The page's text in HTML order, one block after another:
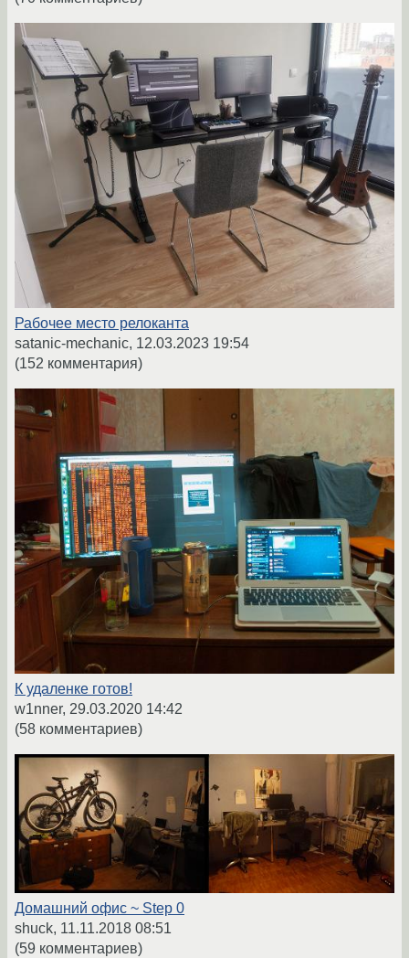
Рабочее место релоканта
satanic-mechanic, 12.03.2023 19:54
(152 комментария)
К удаленке готов!
w1nner, 29.03.2020 14:42
(58 комментариев)
Домашний офис ~ Step 0
shuck, 11.11.2018 08:51
(59 комментариев)